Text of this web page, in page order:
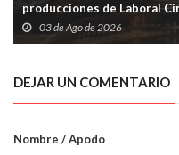
producciones de Laboral
03 de Ago de 2026
DEJAR UN COMENTARIO
Nombre / Apodo